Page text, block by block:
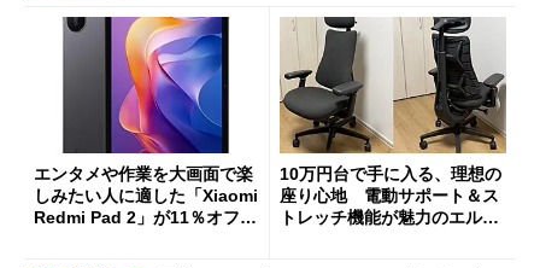
エンタメや作業を大画面で楽
しみたい人に適した「Xiaomi
Redmi Pad 2」が11％オフの
10万円台で手に入る、理想の
座り心地 電動サポート＆ス
トレッチ機能が魅力のエルゴ